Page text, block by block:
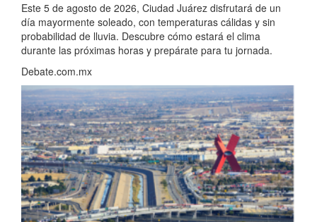
Este 5 de agosto de 2026, Ciudad Juárez disfrutará de un
día mayormente soleado, con temperaturas cálidas y sin
probabilidad de lluvia. Descubre cómo estará el clima
durante las próximas horas y prepárate para tu jornada.
Debate.com.mx